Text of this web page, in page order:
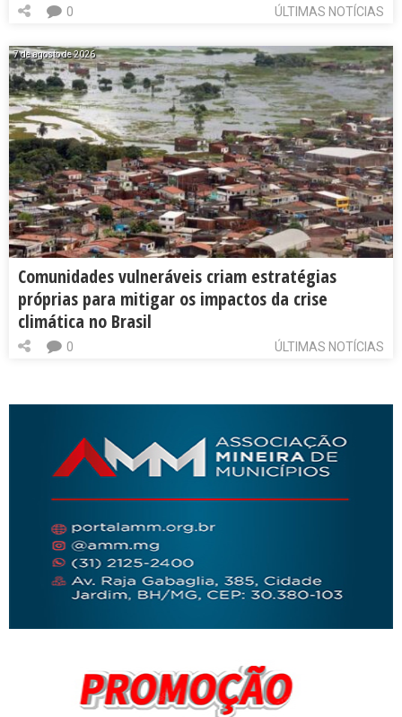
ÚLTIMAS NOTÍCIAS
0
7 de agosto de 2026
Comunidades vulneráveis criam estratégias
próprias para mitigar os impactos da crise
climática no Brasil
ÚLTIMAS NOTÍCIAS
0